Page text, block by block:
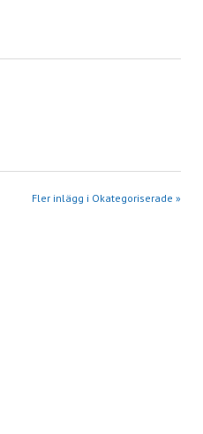
Fler inlägg i Okategoriserade »